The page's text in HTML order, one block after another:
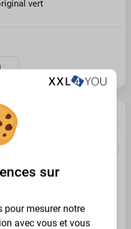
vert
sur
pour mesurer notre
avec vous et vous